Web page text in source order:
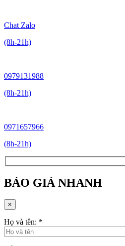
Chat Zalo
(8h-21h)
0979131988
(8h-21h)
0971657966
(8h-21h)
BÁO GIÁ NHANH
×
Họ và tên: *